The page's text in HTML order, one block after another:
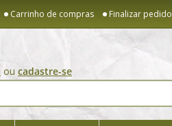
Carrinho de compras Finalizar pedido
ou cadastre-se